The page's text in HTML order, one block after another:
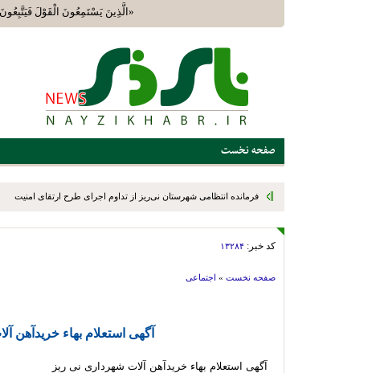
«الَّذِينَ يَسْتَمِعُونَ الْقَوْلَ فَيَتَّبِعُونَ
صفحه نخست
فرمانده انتظامی شهرستان نی‌ریز از تداوم اجرای طرح ارتقای امنیت
کد خبر: ۱۳۲۸۴
صفحه نخست » اجتماعی
آگهی استعلام بهاء خریدآهن
آگهی استعلام بهاء خریدآهن آلات شهرداری نی ریز